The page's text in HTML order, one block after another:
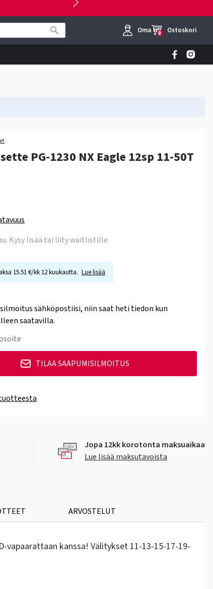
Oma tili
0 Ostoskori
PG-1230 NX Eagle 12sp 11-50T
. Kysy lisää tai liity waitlistille
15.51 €/kk 12 kuukautta. Lue lisää
sähköpostiisi, niin saat heti tiedon kun
saatavilla.
TILAA SAAPUMISILMOITUS
Jopa 12kk korotonta maksuaikaa
Lue lisää maksutavoista
ARVOSTELUT
vapaarattaan kanssa! Välitykset 11-13-15-17-19-